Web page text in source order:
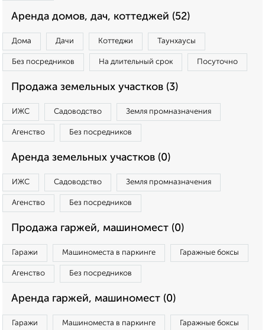
Аренда домов, дач, коттеджей (52)
Дома Дачи Коттеджи Таунхаусы
Без посредников На длительный срок Посуточно
Продажа земельных участков (3)
ИЖС Садоводство Земля промназначения
Агенство Без посредников
Аренда земельных участков (0)
ИЖС Садоводство Земля промназначения
Агенство Без посредников
Продажа гаржей, машиномест (0)
Гаражи Машиноместа в паркинге Гаражные боксы
Агенство Без посредников
Аренда гаржей, машиномест (0)
Гаражи Машиноместа в паркинге Гаражные боксы